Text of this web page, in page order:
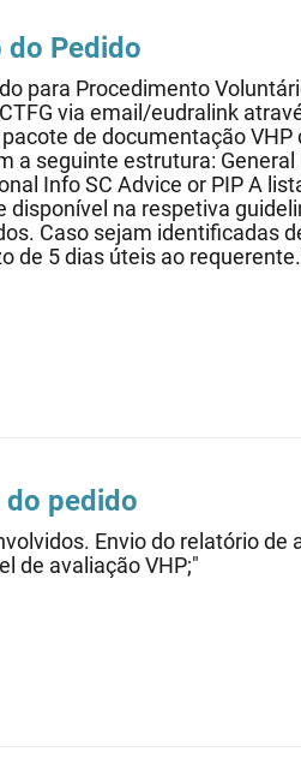
do Pedido
para Procedimento
via email/eudralink
pacote de documentação
a seguinte estrutura:
Info SC Advice or PIP A
na respetiva
Caso sejam identificadas
de 5 dias úteis ao
do pedido
Envio do relatório
de avaliação VHP;"